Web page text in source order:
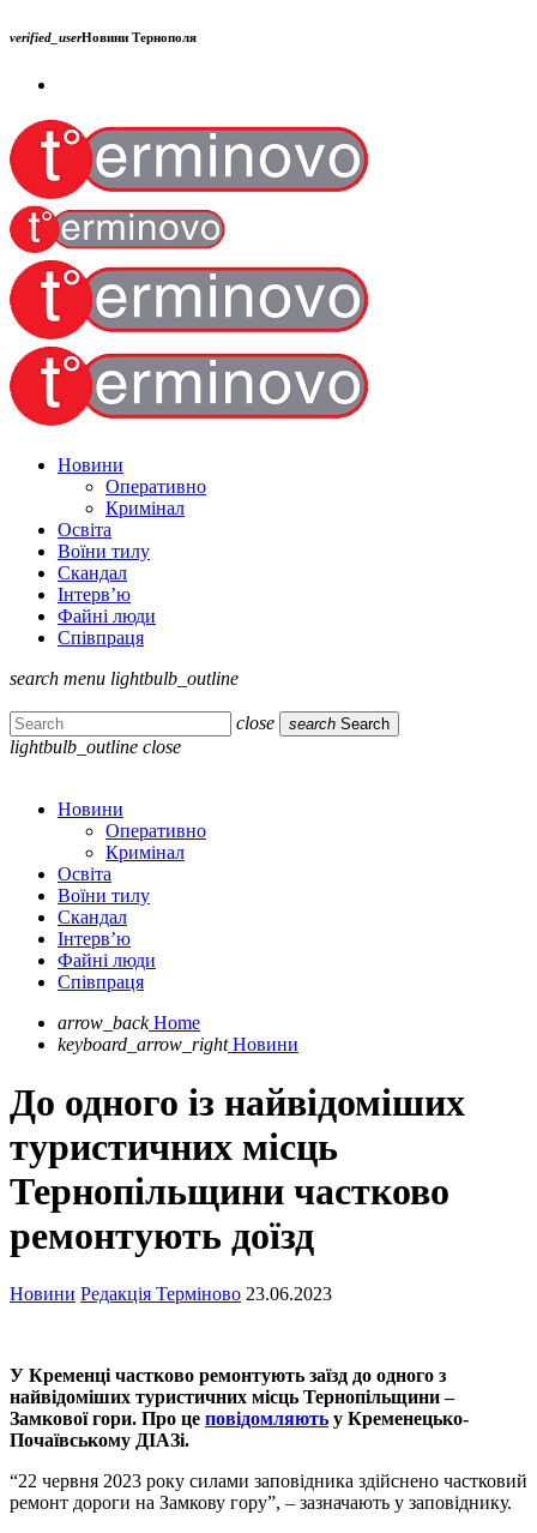
verified_userНовини Тернополя
Новини
Оперативно
Кримінал
Освіта
Воїни тилу
Скандал
Інтерв’ю
Файні люди
Співпраця
search menu lightbulb_outline
close search Search
lightbulb_outline close
Новини
Оперативно
Кримінал
Освіта
Воїни тилу
Скандал
Інтерв’ю
Файні люди
Співпраця
arrow_back Home
keyboard_arrow_right Новини
До одного із найвідоміших
туристичних місць
Тернопільщини частково
ремонтують доїзд
Новини Редакція Терміново 23.06.2023
У Кременці частково ремонтують заїзд до одного з
найвідоміших туристичних місць Тернопільщини –
Замкової гори. Про це повідомляють у Кременецько-
Почаївському ДІАЗі.
“22 червня 2023 року силами заповідника здійснено частковий
ремонт дороги на Замкову гору”, – зазначають у заповіднику.